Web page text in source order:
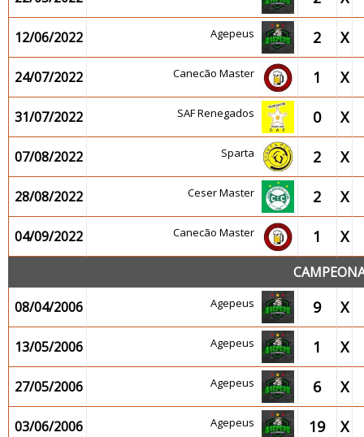
12/06/2022 Agepeus 2 X
24/07/2022 Canecão Master 1 X
31/07/2022 SAF Renegados 0 X
07/08/2022 Sparta 2 X
28/08/2022 Ceser Master 2 X
04/09/2022 Canecão Master 1 X
08/04/2006
Agepeus 9 X
13/05/2006 Agepeus 1 X
27/05/2006 Agepeus 6 X
03/06/2006 Agepeus 19 X